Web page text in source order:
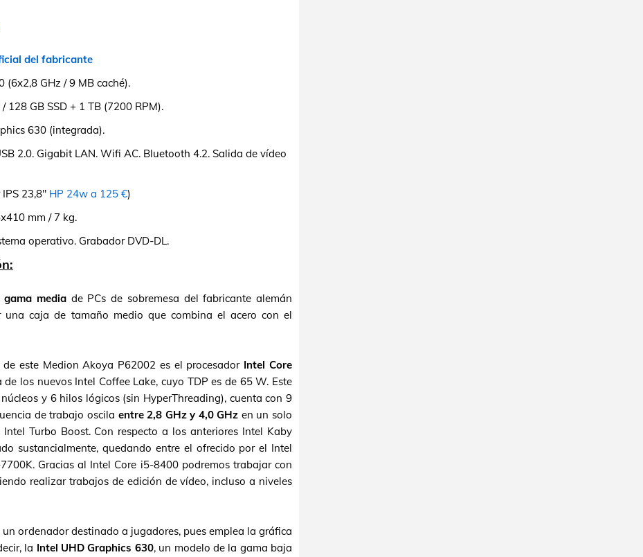
del fabricante
(6x2,8 GHz / 9 MB caché).
128 GB SSD + 1 TB (7200 RPM).
630 (integrada).
2.0. Gigabit LAN. Wifi AC. Bluetooth 4.2. Salida de vídeo
23,8" HP 24w a 125 €)
mm / 7 kg.
operativo. Grabador DVD-DL.
gama media de PCs de sobremesa del fabricante alemán
una caja de tamaño medio que combina el acero con el
este Medion Akoya P62002 es el procesador Intel Core
los nuevos Intel Coffee Lake, cuyo TDP es de 65 W. Este
y 6 hilos lógicos (sin HyperThreading), cuenta con 9
de trabajo oscila entre 2,8 GHz y 4,0 GHz en un solo
Turbo Boost. Con respecto a los anteriores Intel Kaby
sustancialmente, quedando entre el ofrecido por el Intel
Gracias al Intel Core i5-8400 podremos trabajar con
realizar trabajos de edición de vídeo, incluso a niveles
ordenador destinado a jugadores, pues emplea la gráfica
la Intel UHD Graphics 630, un modelo de la gama baja